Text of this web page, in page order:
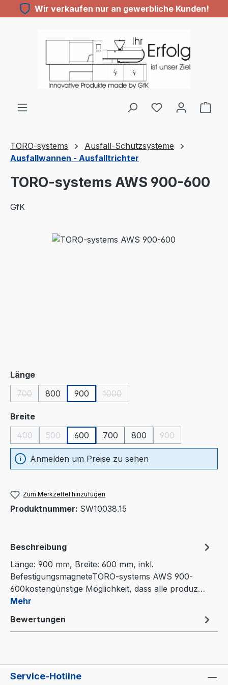
Zum Hauptinhalt springen
Wir verkaufen nur an gewerbliche Kunden!
TORO-systems
Ausfall-Schutzsysteme
Ausfallwannen - Ausfalltrichter
TORO-systems AWS 900-600
GfK
Bildergalerie überspringen
Längeauswählen
700
(Diese Option ist zurzeit nicht verfügbar.)
800 900 1000
(Diese Option ist zurzeit nicht
Breiteauswählen
400
(Diese Option ist zurzeit nicht verfügbar.)
500
(Diese Option ist zurzeit nicht verfügbar.)
600 700 800 900
(Diese Option ist
Anmelden um Preise zu sehen
Zum Merkzettel hinzufügen
Produktnummer: SW10038.15
Beschreibung
Länge: 900 mm, Breite: 600 mm, inkl.
BefestigungsmagneteTORO-systems AWS 900-
600kostengünstige Möglichkeit, dass alle produz…
Mehr
Bewertungen
Service-Hotline